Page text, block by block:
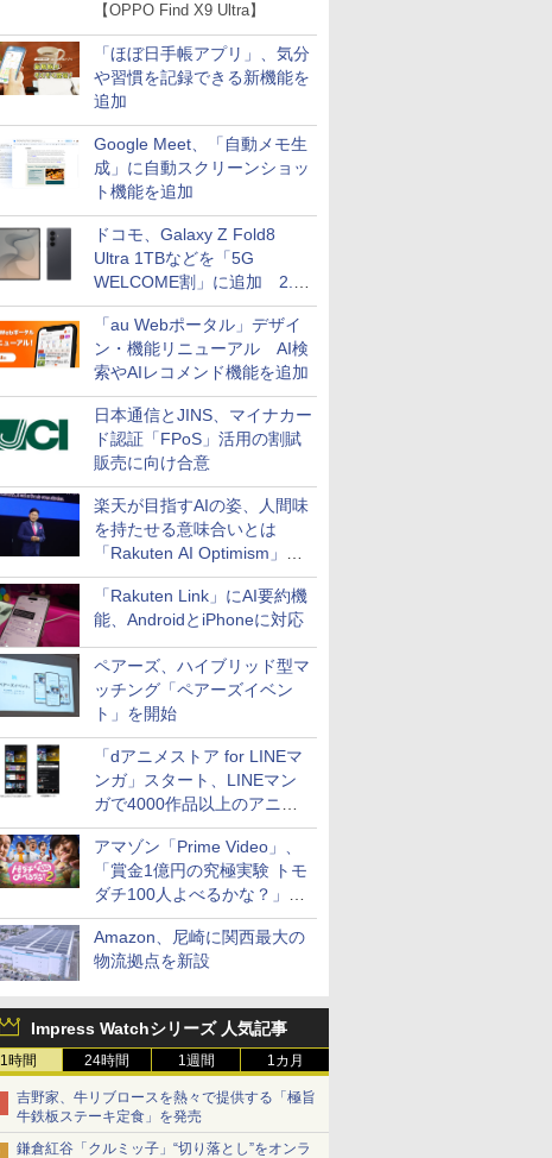
【OPPO Find X9 Ultra】
「ほぼ日手帳アプリ」、気分
や習慣を記録できる新機能を
追加
Google Meet、「自動メモ生
成」に自動スクリーンショッ
ト機能を追加
ドコモ、Galaxy Z Fold8
Ultra 1TBなどを「5G
WELCOME割」に追加 2.2
万円引き
「au Webポータル」デザイ
ン・機能リニューアル AI検
索やAIレコメンド機能を追加
日本通信とJINS、マイナカー
ド認証「FPoS」活用の割賦
販売に向け合意
楽天が目指すAIの姿、人間味
を持たせる意味合いとは
「Rakuten AI Optimism」三
木谷氏の基調講演
「Rakuten Link」にAI要約機
能、AndroidとiPhoneに対応
ペアーズ、ハイブリッド型マ
ッチング「ペアーズイベン
ト」を開始
「dアニメストア for LINEマ
ンガ」スタート、LINEマン
ガで4000作品以上のアニメ
見放題
アマゾン「Prime Video」、
「賞金1億円の究極実験 トモ
ダチ100人よべるかな？」シ
ーズン2の参加者公開
Amazon、尼崎に関西最大の
物流拠点を新設
Impress Watchシリーズ 人気記事
1時間 24時間 1週間 1カ月
吉野家、牛リブロースを熱々で提供する「極旨
牛鉄板ステーキ定食」を発売
鎌倉紅谷「クルミッ子」“切り落とし”をオンラ